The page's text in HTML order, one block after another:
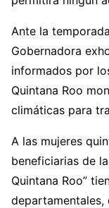
Ante la
Gobernadora
informados por
Quintana Roo
climáticas para
A las mujeres
beneficiarias de
Quintana Roo”
departamentales,